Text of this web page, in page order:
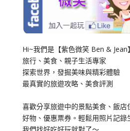
Hi~我們是【紫色微笑 Ben & Jean】
旅行、美食、親子生活專家
探索世界，發掘美味與精彩體驗
最真實的旅遊攻略、美食評測
喜歡分享旅遊中的景點美食、飯店
好物、優惠票券。輕鬆用照片記錄